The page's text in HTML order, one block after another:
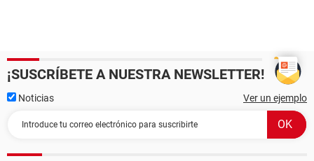
¡SUSCRÍBETE A NUESTRA NEWSLETTER!
Noticias Ver un ejemplo